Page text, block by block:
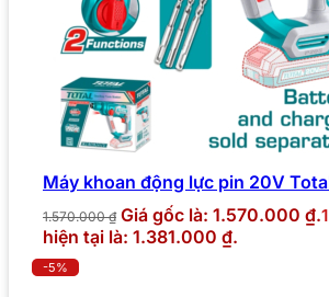
Máy khoan động lực pin 20V
1.570.000₫ Giá gốc là: 1.570.000 ₫.
hiện tại là: 1.381.000 ₫.
-5%